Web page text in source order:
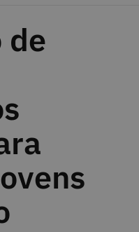
de